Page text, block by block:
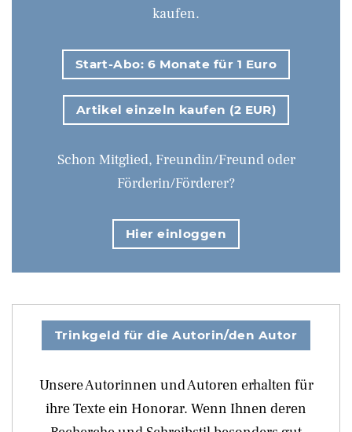
kaufen.
Start-Abo: 6 Monate für 1 Euro
Artikel einzeln kaufen (2 EUR)
Schon Mitglied, Freundin/Freund oder
Förderin/Förderer?
Hier einloggen
Trinkgeld für die Autorin/den Autor
Unsere Autorinnen und Autoren erhalten für
ihre Texte ein Honorar. Wenn Ihnen deren